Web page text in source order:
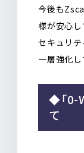
今後も
様が安心し
セキュリ
一層強化し
◆「0-
て